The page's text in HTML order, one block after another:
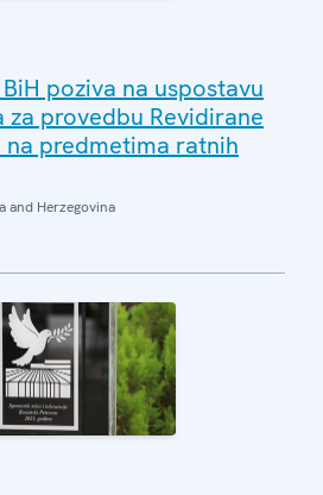
poziva na uspostavu
za provedbu Revidirane
predmetima ratnih
and Herzegovina